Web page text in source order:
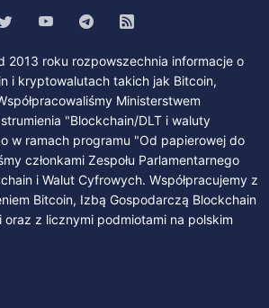
2013 roku rozpowszechnia informacje o
i kryptowalutach takich jak Bitcoin,
Ministerstwem
"Blockchain/DLT i waluty
w ramach programu "Od papierowej do
członkami Zespołu Parlamentarnego
i Walut Cyfrowych. Współpracujemy z
Bitcoin, Izbą Gospodarczą Blockchain
oraz z licznymi podmiotami na polskim